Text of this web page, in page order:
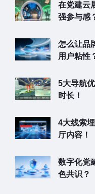
在党建云
强参与感
怎么让品
用户粘性
5大导航
时长！
4大线索
厅内容！
数字化党
色共识？